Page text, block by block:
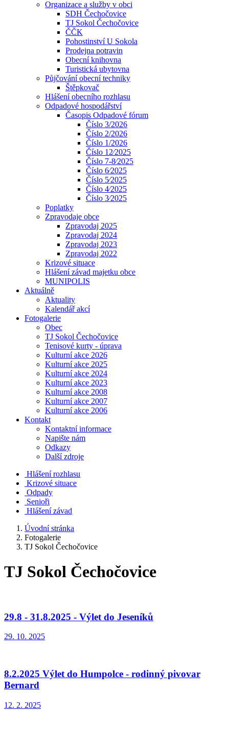
Organizace a služby v obci
SDH Čechočovice
TJ Sokol Čechočovice
ČČK
Pohostinství U Sokola
Prodejna potravin
Obecní knihovna
Turistická ubytovna
Půjčování obecní techniky
Štěpkovač
Hlášení obecního rozhlasu
Odpadové hospodářství
Časopis Odpadové fórum
Číslo 3/2026
Číslo 2/2026
Číslo 1/2026
Číslo 12⁄2025
Číslo 7-8⁄2025
Číslo 6⁄2025
Číslo 5⁄2025
Číslo 4⁄2025
Číslo 3⁄2025
Poplatky
Zpravodaje obce
Zpravodaj 2025
Zpravodaj 2024
Zpravodaj 2023
Zpravodaj 2022
Krizové situace
Hlášení závad majetku obce
MUNIPOLIS
Aktuálně
Aktuality
Kalendář akcí
Fotogalerie
Obec
TJ Sokol Čechočovice
Tenisové kurty - úprava
Kulturní akce 2026
Kulturní akce 2025
Kulturní akce 2024
Kulturní akce 2023
Kulturní akce 2008
Kulturní akce 2007
Kulturní akce 2006
Kontakt
Kontaktní informace
Napište nám
Odkazy
Další zdroje
Hlášení rozhlasu
Krizové situace
Odpady
Senioři
Hlášení závad
Úvodní stránka
Fotogalerie
TJ Sokol Čechočovice
TJ Sokol Čechočovice
29.8 - 31.8.2025 - Výlet do Jeseníků
29. 10. 2025
8.2.2025 Výlet do Humpolce - rodinný pivovar
Bernard
12. 2. 2025